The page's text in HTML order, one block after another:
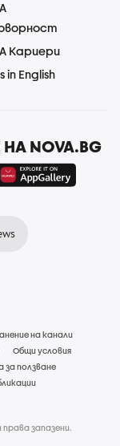
Кариери
in English
NOVA.BG
на канали
Общи условия
за ползване
запазени.